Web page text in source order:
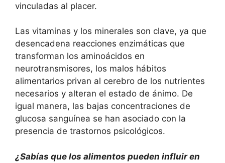
vinculadas al placer.
Las vitaminas y los minerales son clave, ya que
desencadena reacciones enzimáticas que
transforman los aminoácidos en
neurotransmisores, los malos hábitos
alimentarios privan al cerebro de los nutrientes
necesarios y alteran el estado de ánimo. De
igual manera, las bajas concentraciones de
glucosa sanguínea se han asociado con la
presencia de trastornos psicológicos.
¿Sabías que los alimentos pueden influir en